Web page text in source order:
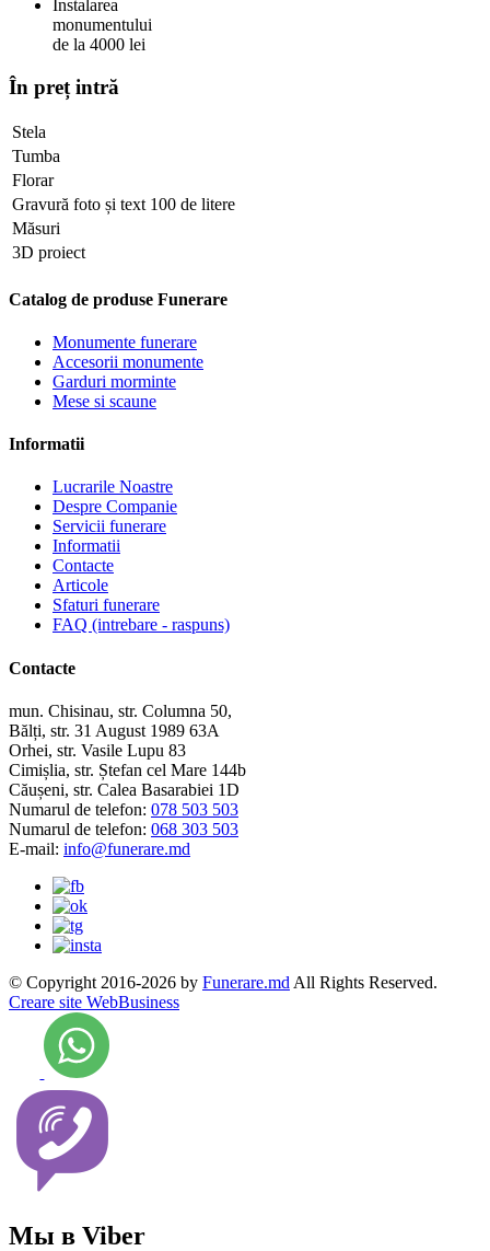
Instalarea
monumentului
de la 4000 lei
În preț intră
Stela
Tumba
Florar
Gravură foto și text 100 de litere
Măsuri
3D proiect
Catalog de produse Funerare
Monumente funerare
Accesorii monumente
Garduri morminte
Mese si scaune
Informatii
Lucrarile Noastre
Despre Companie
Servicii funerare
Informatii
Contacte
Articole
Sfaturi funerare
FAQ (intrebare - raspuns)
Contacte
mun. Chisinau, str. Columna 50,
Bălți, str. 31 August 1989 63A
Orhei, str. Vasile Lupu 83
Cimișlia, str. Ștefan cel Mare 144b
Căușeni, str. Calea Basarabiei 1D
Numarul de telefon: 078 503 503
Numarul de telefon: 068 303 503
E-mail: info@funerare.md
© Copyright 2016-2026 by Funerare.md All Rights Reserved.
Creare site WebBusiness
Мы в Viber